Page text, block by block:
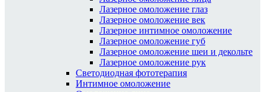
Лазерное омоложение глаз
Лазерное омоложение век
Лазерное интимное омоложение
Лазерное омоложение губ
Лазерное омоложение шеи и декольте
Лазерное омоложение рук
Светодиодная фототерапия
Интимное омоложение